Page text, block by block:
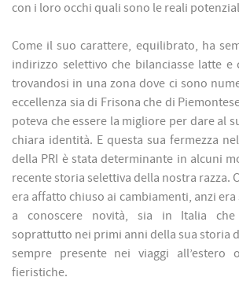
con i loro occhi quali sono le reali
Come il suo carattere, equilibrato, ha
indirizzo selettivo che bilanciasse latte e
trovandosi in una zona dove ci sono
eccellenza sia di Frisona che di
poteva che essere la migliore per dare al
chiara identità. E questa sua fermezza
della PRI è stata determinante in alcuni
recente storia selettiva della nostra razza.
era affatto chiuso ai cambiamenti, anzi
a conoscere novità, sia in Italia che
soprattutto nei primi anni della sua storia
sempre presente nei viaggi all’estero
fieristiche.